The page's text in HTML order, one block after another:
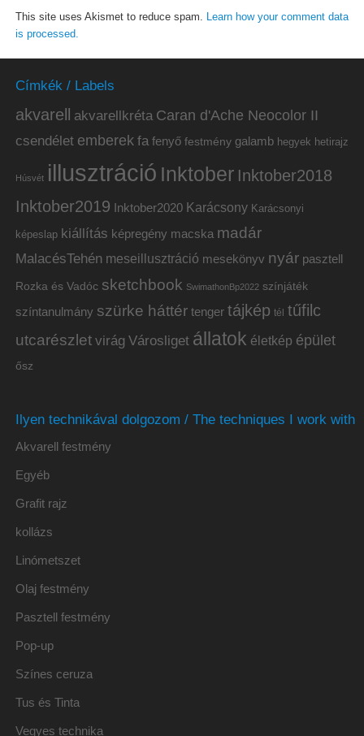
This site uses Akismet to reduce spam. Learn how your comment data
is processed.
Címkék / Labels
akvarell akvarellkréta Caran d'Ache Neocolor II
csendélet emberek fa fenyő festmény galamb hegyek hetirajz
Húsvét illusztráció Inktober Inktober2018
Inktober2019 Inktober2020 Karácsony Karácsonyi
képeslap kiállítás képregény macska madár
MalacésTehén meseillusztráció mesekönyv nyár pasztell
Rozka és Vadóc sketchbook SwimathonBp2022 színjáték
színtanulmány szürke háttér tenger tájkép tél tűfilc
utcarészlet virág Városliget állatok életkép épület
ősz
Ilyen technikával dolgozom / The techniques I work with
Akvarell festmény
Egyéb
Grafit rajz
kollázs
Linómetszet
Olaj festmény
Pasztell festmény
Pop-up
Színes ceruza
Tus és Tinta
Vegyes technika